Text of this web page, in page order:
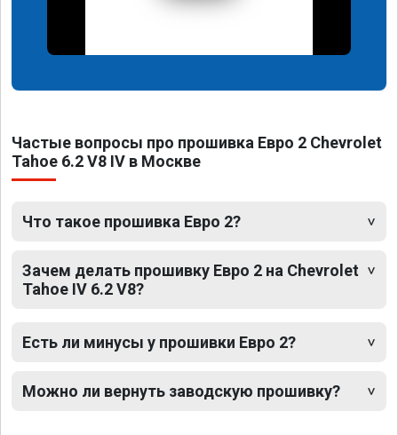
Частые вопросы про прошивка Евро 2 Chevrolet
Tahoe 6.2 V8 IV в Москве
Что такое прошивка Евро 2?
Зачем делать прошивку Евро 2 на Chevrolet
Tahoe IV 6.2 V8?
Есть ли минусы у прошивки Евро 2?
Можно ли вернуть заводскую прошивку?